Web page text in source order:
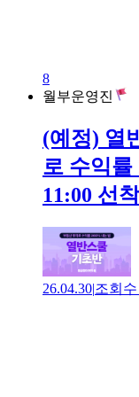
8
월부운영진
(예정) 열
로 수익률
11:00 선
26.04.30|조회수